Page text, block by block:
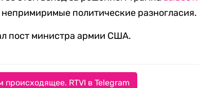
политические разногласия.
пост министра армии США.
происходящее. RTVI в Telegram